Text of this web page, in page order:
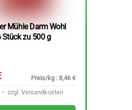
Mühle Darm Wohl
Stück zu 500 g
Preis/kg : 8,46 €
– zzgl. Versandkosten